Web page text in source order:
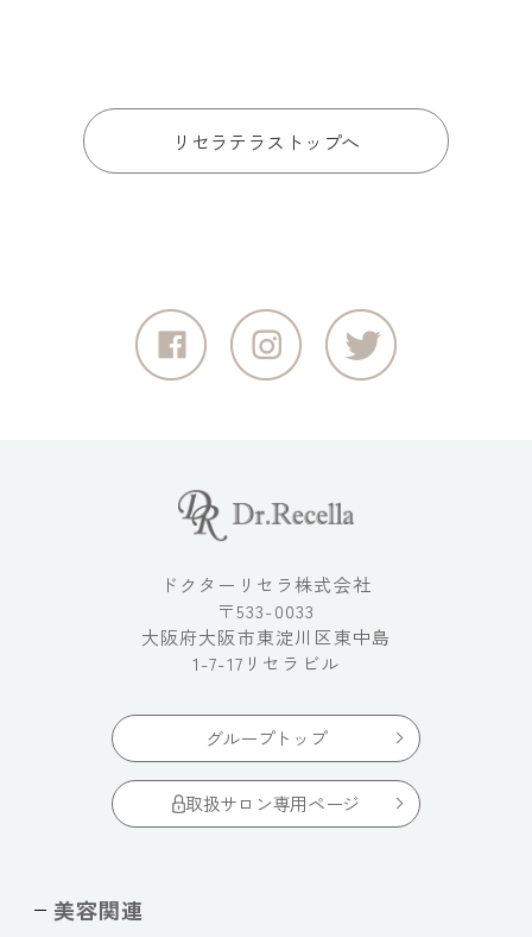
リセラテラストップへ
ドクターリセラ株式会社
〒533-0033
大阪府大阪市東淀川区東中島
1-7-17リセラビル
グループトップ
取扱サロン専用ページ
美容関連